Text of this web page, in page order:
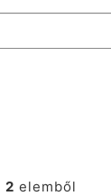
2 elemből